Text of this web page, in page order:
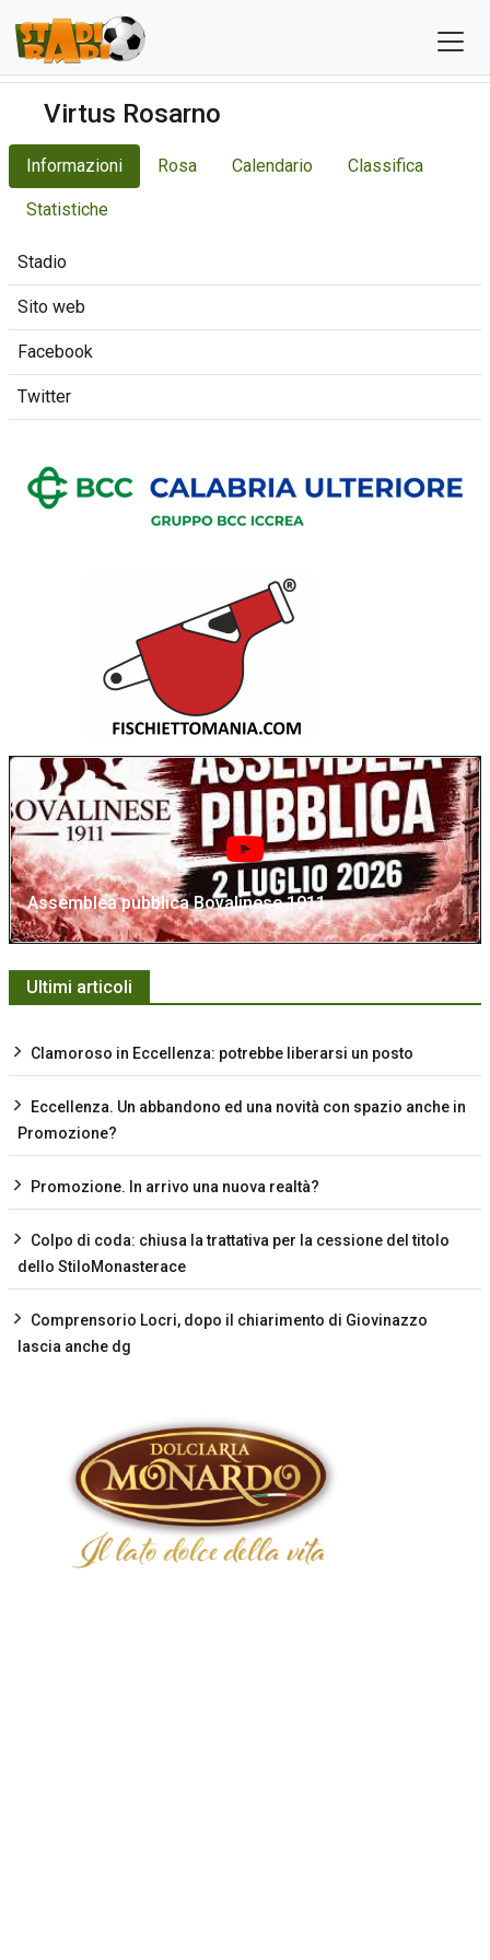
Virtus Rosarno
Informazioni Rosa Calendario Classifica
Statistiche
Stadio
Sito web
Facebook
Twitter
Assemblea pubblica Bovalinese 1911
Ultimi articoli
Clamoroso in Eccellenza: potrebbe liberarsi un posto
Eccellenza. Un abbandono ed una novità con spazio anche in
Promozione?
Promozione. In arrivo una nuova realtà?
Colpo di coda: chiusa la trattativa per la cessione del titolo
dello StiloMonasterace
Comprensorio Locri, dopo il chiarimento di Giovinazzo
lascia anche dg